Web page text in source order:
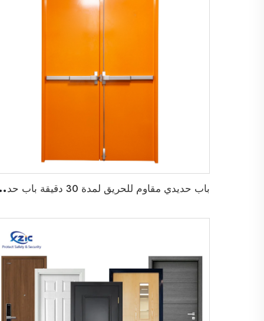
اب حديدي مقاوم للحريق